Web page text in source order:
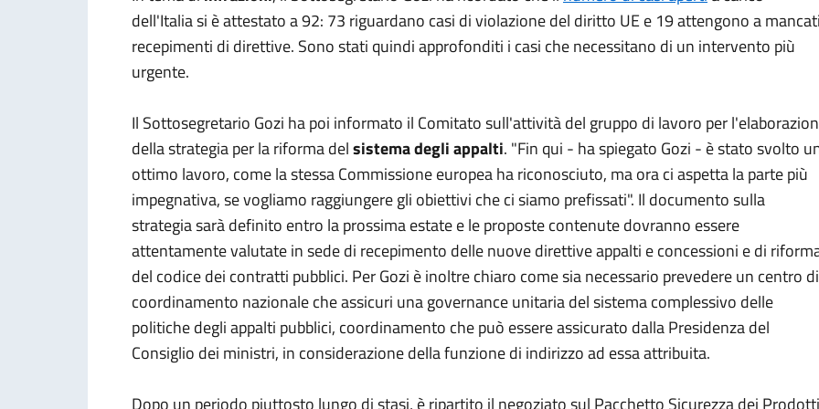
dell'Italia si è attestato a 92: 73 riguardano casi di violazione del diritto UE e 19 attengono a mancati
recepimenti di direttive. Sono stati quindi approfonditi i casi che necessitano di un intervento più
urgente.
Il Sottosegretario Gozi ha poi informato il Comitato sull'attività del gruppo di lavoro per
della strategia per la riforma delsistema degli appalti. "Fin qui - ha spiegato Gozi - è stato svolto
ottimo lavoro, come la stessa Commissione europea ha riconosciuto, ma ora ci aspetta la parte più
impegnativa, se vogliamo raggiungere gli obiettivi che ci siamo prefissati". Il documento sulla
strategia sarà definito entro la prossima estate e le proposte contenute dovranno essere
attentamente valutate in sede di recepimento delle nuove direttive appalti e concessioni e di
del codice dei contratti pubblici. Per Gozi è inoltre chiaro come sia necessario prevedere un centro di
coordinamento nazionale che assicuri una governance unitaria del sistema complessivo delle
politiche degli appalti pubblici, coordinamento che può essere assicurato dalla Presidenza del
Consiglio dei ministri, in considerazione della funzione di indirizzo ad essa attribuita.
Dopo un periodo piuttosto lungo di stasi, è ripartito il negoziato sul Pacchetto Sicurezza dei Prodotti